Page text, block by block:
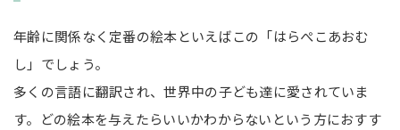
年齢に関係なく定番の絵本といえばこの「はらぺこあおむ
し」でしょう。
多くの言語に翻訳され、世界中の子ども達に愛されていま
す。どの絵本を与えたらいいかわからないという方におすす